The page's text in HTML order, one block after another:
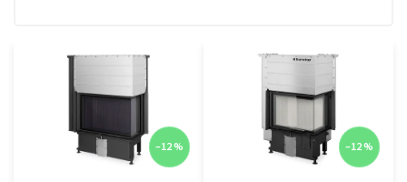
–12 % –12 %